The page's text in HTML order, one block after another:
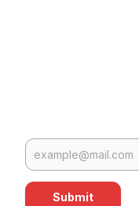
Submit